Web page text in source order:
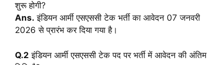
शुरू होगी?
Ans. इंडियन आर्मी एसएससी टेक भर्ती का आवेदन 07 जनवरी
2026 से प्रारंभ कर दिया गया है।
Q.2 इंडियन आर्मी एसएससी टेक पद पर भर्ती में आवेदन की अंतिम